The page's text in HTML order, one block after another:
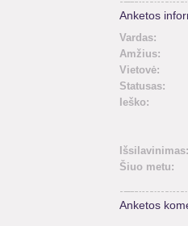
Anketos
Vardas:
Amžius:
Vietovė:
Statusas:
Ieško:
Išsilavinimas:
Šiuo metu:
Anketos